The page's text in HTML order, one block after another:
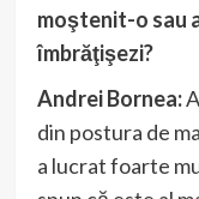
moştenit-o sau
îmbrăţişezi?
Andrei Bornea:
din postura de
a lucrat foarte